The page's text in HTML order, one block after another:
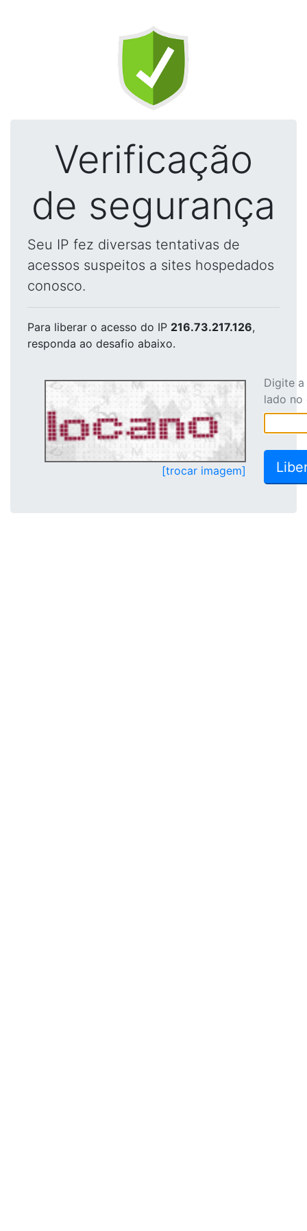
Verificação
de segurança
Seu IP fez diversas tentativas de
acessos suspeitos a sites hospedados
conosco.
Para liberar o acesso do IP 216.73.217.126,
responda ao desafio abaixo.
[trocar imagem]
Digite
lado no